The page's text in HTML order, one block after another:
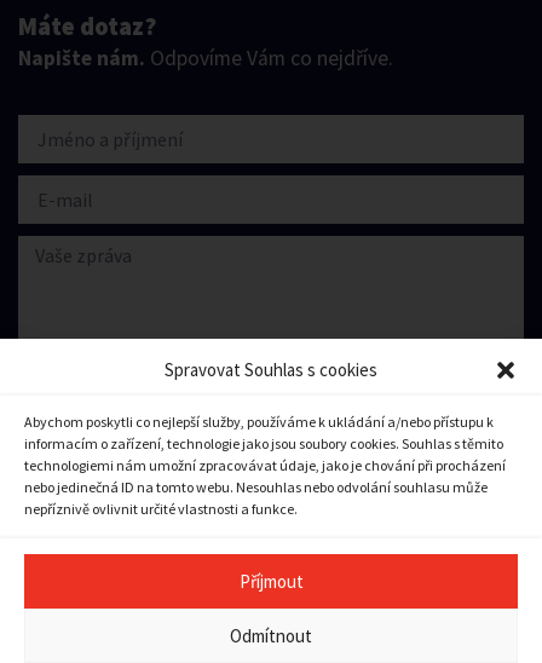
Spravovat Souhlas s cookies
Abychom poskytli co nejlepší služby, používáme k ukládání a/nebo přístupu k
informacím o zařízení, technologie jako jsou soubory cookies. Souhlas s těmito
technologiemi nám umožní zpracovávat údaje, jako je chování při procházení
nebo jedinečná ID na tomto webu. Nesouhlas nebo odvolání souhlasu může
nepříznivě ovlivnit určité vlastnosti a funkce.
Příjmout
Odmítnout
Máte dotaz?
Napište nám. Odpovíme Vám co nejdříve.
Souhlasím se zpracováníosobních údajů.
Odeslat zprávu
Copyright © 2023 město Pilníkov